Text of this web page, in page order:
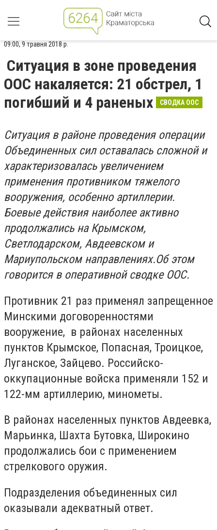
09:00, 9 травня 2018 р.
Ситуация в зоне проведения
ООС накаляется: 21 обстрел, 1
погибший и 4 раненых
СВОДКА ООС
Ситуация в районе проведения операции
Объединенных сил оставалась сложной и
характеризовалась увеличением
применения противником тяжелого
вооружения, особенно артиллерии.
Боевые действия наиболее активно
продолжались на Крымском,
Светлодарском, Авдеевском и
Мариупольском направлениях.Об этом
говорится в оперативной сводке ООС.
Противник 21 раз применял запрещенное
Минскими договоренностями
вооружение, в районах населенных
пунктов Крымское, Попасная, Троицкое,
Луганское, Зайцево. Российско-
оккупационные войска применяли 152 и
122-мм артиллерию, минометы.
В районах населенных пунктов Авдеевка,
Марьинка, Шахта Бутовка, Широкино
продолжались бои с применением
стрелкового оружия.
Подразделения объединенных сил
оказывали адекватный ответ.